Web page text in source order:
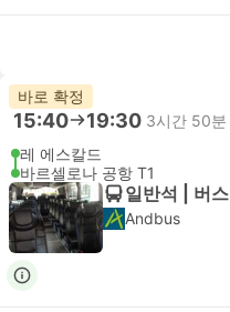
바로 확정
15:40 19:30 3시간 50분
레 에스칼드
바르셀로나 공항 T1
일반석 | 버스
Andbus